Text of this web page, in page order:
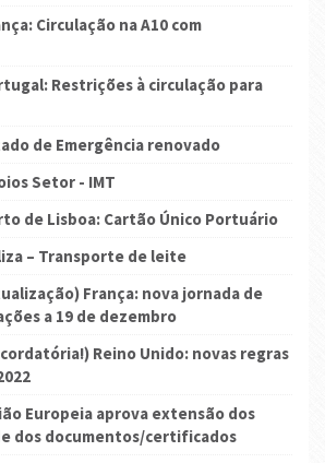
Circulação na A10 com
Restrições à circulação para
de Emergência renovado
Setor - IMT
de Lisboa: Cartão Único Portuário
– Transporte de leite
França: nova jornada de
a 19 de dezembro
Reino Unido: novas regras
Europeia aprova extensão dos
dos documentos/certificados